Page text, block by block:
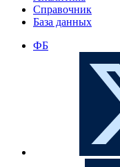
Справочник
База данных
ФБ